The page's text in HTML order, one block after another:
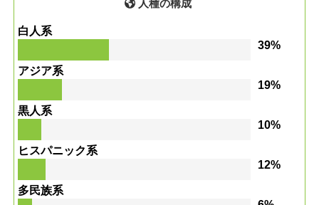
人種の構成
白人系
39%
アジア系
19%
黒人系
10%
ヒスパニック系
12%
多民族系